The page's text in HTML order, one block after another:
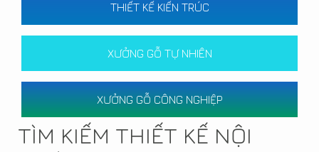
THIẾT KẾ KIẾN TRÚC
XƯỞNG GỖ TỰ NHIÊN
XƯỞNG GỖ CÔNG NGHIỆP
TÌM KIẾM THIẾT KẾ NỘI